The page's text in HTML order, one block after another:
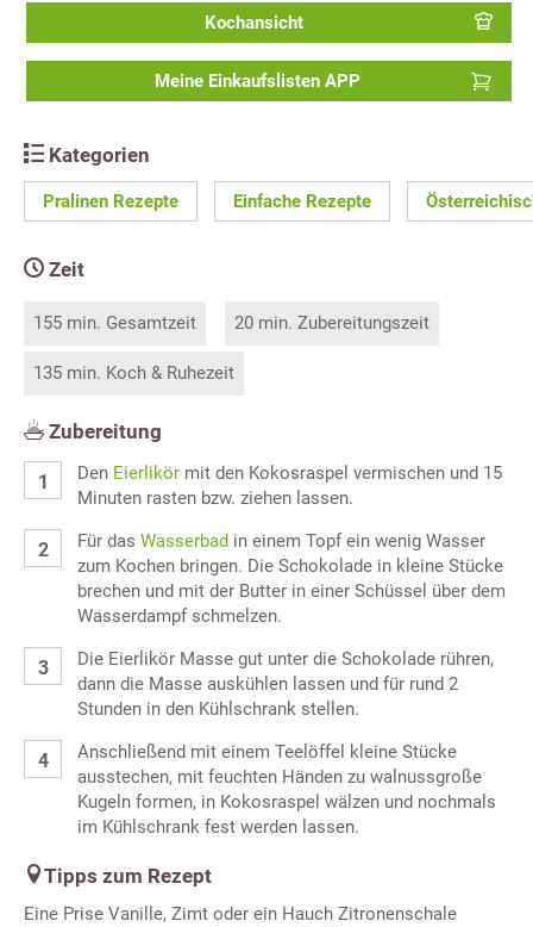
Kochansicht
Meine Einkaufslisten APP
Kategorien
Pralinen Rezepte Einfache Rezepte
Zeit
155 min. Gesamtzeit 20 min. Zubereitungszeit
135 min. Koch & Ruhezeit
Zubereitung
Den Eierlikör mit den Kokosraspel vermischen und 15
Minuten rasten bzw. ziehen lassen.
Für das Wasserbad in einem Topf ein wenig Wasser
zum Kochen bringen. Die Schokolade in kleine Stücke
brechen und mit der Butter in einer Schüssel über dem
Wasserdampf schmelzen.
Die Eierlikör Masse gut unter die Schokolade rühren,
dann die Masse auskühlen lassen und für rund 2
Stunden in den Kühlschrank stellen.
Anschließend mit einem Teelöffel kleine Stücke
ausstechen, mit feuchten Händen zu walnussgroße
Kugeln formen, in Kokosraspel wälzen und nochmals
im Kühlschrank fest werden lassen.
Tipps zum Rezept
Eine Prise Vanille, Zimt oder ein Hauch Zitronenschale